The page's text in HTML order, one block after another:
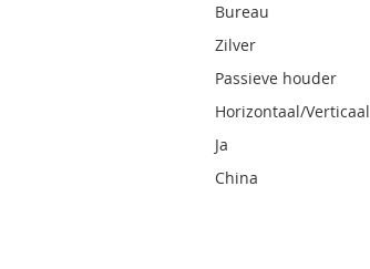
Bureau
Zilver
Passieve houder
Horizontaal/Verticaal
Ja
China